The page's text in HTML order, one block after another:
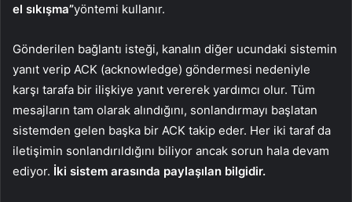
el sıkışma”yöntemi kullanır.
Gönderilen bağlantı isteği, kanalın diğer ucundaki sistemin
yanıt verip ACK (acknowledge) göndermesi nedeniyle
karşı tarafa bir ilişkiye yanıt vererek yardımcı olur. Tüm
mesajların tam olarak alındığını, sonlandırmayı başlatan
sistemden gelen başka bir ACK takip eder. Her iki taraf da
iletişimin sonlandırıldığını biliyor ancak sorun hala devam
ediyor. İki sistem arasında paylaşılan bilgidir.